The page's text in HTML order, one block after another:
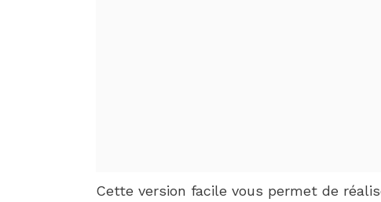
Cette version facile vous permet de